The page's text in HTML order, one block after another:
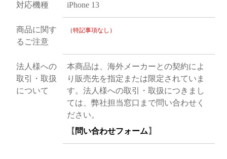
対応機種 iPhone 13
商品に関す
るご注意
（特記事項なし）
法人様への
取引・取扱
について
本商品は、海外メーカーとの契約によ
り販売先を指定または限定されていま
す。法人様への取引・取扱につきまし
ては、弊社担当窓口まで問い合わせく
ださい。
【 問い合わせフォーム 】